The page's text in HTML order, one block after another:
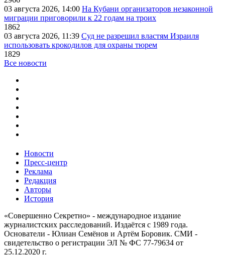
03 августа 2026, 14:00 На Кубани организаторов незаконной
миграции приговорили к 22 годам на троих
1862
03 августа 2026, 11:39 Суд не разрешил властям Израиля
использовать крокодилов для охраны тюрем
1829
Все новости
Новости
Пресс-центр
Реклама
Редакция
Авторы
История
«Совершенно Секретно» - международное издание
журналистских расследований. Издаётся с 1989 года.
Основатели - Юлиан Семёнов и Артём Боровик. CМИ -
свидетельство о регистрации ЭЛ № ФС 77-79634 от
25.12.2020 г.